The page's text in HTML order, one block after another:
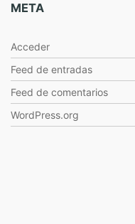
META
Acceder
Feed de entradas
Feed de comentarios
WordPress.org